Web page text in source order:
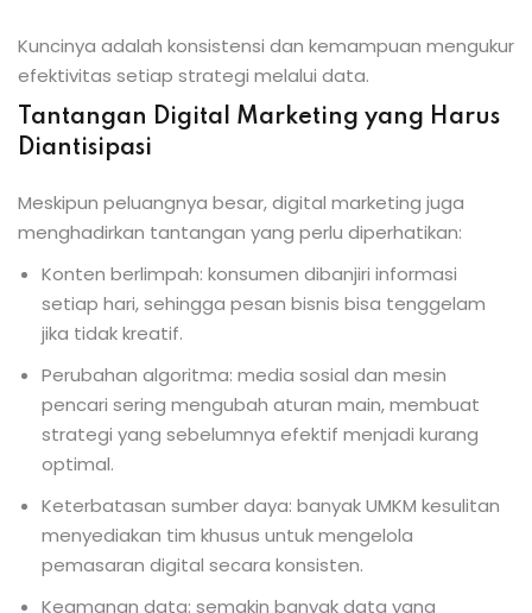
Kuncinya adalah konsistensi dan kemampuan mengukur
efektivitas setiap strategi melalui data.
Tantangan Digital Marketing yang Harus
Diantisipasi
Meskipun peluangnya besar, digital marketing juga
menghadirkan tantangan yang perlu diperhatikan:
Konten berlimpah: konsumen dibanjiri informasi
setiap hari, sehingga pesan bisnis bisa tenggelam
jika tidak kreatif.
Perubahan algoritma: media sosial dan mesin
pencari sering mengubah aturan main, membuat
strategi yang sebelumnya efektif menjadi kurang
optimal.
Keterbatasan sumber daya: banyak UMKM kesulitan
menyediakan tim khusus untuk mengelola
pemasaran digital secara konsisten.
Keamanan data: semakin banyak data yang